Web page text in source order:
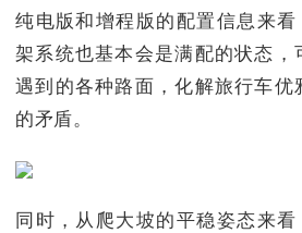
纯电版和增程版的配置信息来
架系统也基本会是满配的状态，
遇到的各种路面，化解旅行车优
的矛盾。
同时，从爬大坡的平稳姿态来